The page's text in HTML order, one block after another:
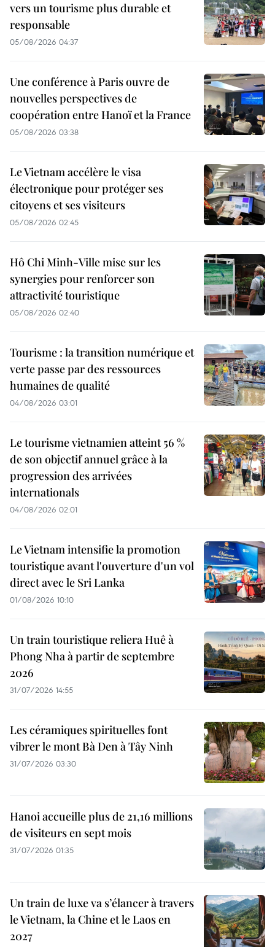
vers un tourisme plus durable et
responsable
05/08/2026 04:37
Une conférence à Paris ouvre de
nouvelles perspectives de
coopération entre Hanoï et la France
05/08/2026 03:38
Le Vietnam accélère le visa
électronique pour protéger ses
citoyens et ses visiteurs
05/08/2026 02:45
Hô Chi Minh-Ville mise sur les
synergies pour renforcer son
attractivité touristique
05/08/2026 02:40
Tourisme : la transition numérique et
verte passe par des ressources
humaines de qualité
04/08/2026 03:01
Le tourisme vietnamien atteint 56 %
de son objectif annuel grâce à la
progression des arrivées
internationals
04/08/2026 02:01
Le Vietnam intensifie la promotion
touristique avant l'ouverture d'un vol
direct avec le Sri Lanka
01/08/2026 10:10
Un train touristique reliera Huê à
Phong Nha à partir de septembre
2026
31/07/2026 14:55
Les céramiques spirituelles font
vibrer le mont Bà Den à Tây Ninh
31/07/2026 03:30
Hanoi accueille plus de 21,16 millions
de visiteurs en sept mois ​
31/07/2026 01:35
Un train de luxe va s’élancer à travers
le Vietnam, la Chine et le Laos en
2027